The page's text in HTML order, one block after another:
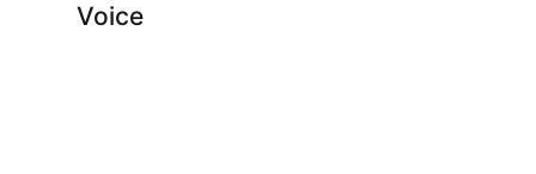
Voice